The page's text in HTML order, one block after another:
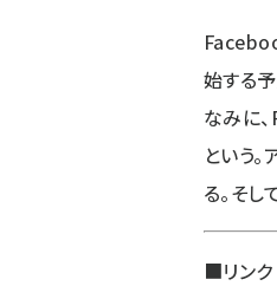
始する
なみに
という
る。そし
■リンク